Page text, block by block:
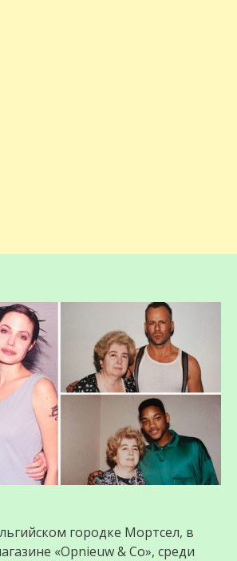
городке Мортсел, в
«Opnieuw & Co», среди